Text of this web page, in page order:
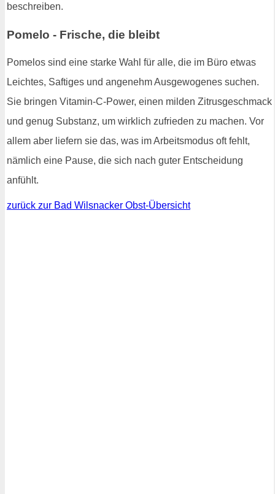
beschreiben.
Pomelo - Frische, die bleibt
Pomelos sind eine starke Wahl für alle, die im Büro etwas
Leichtes, Saftiges und angenehm Ausgewogenes suchen.
Sie bringen Vitamin-C-Power, einen milden Zitrusgeschmack
und genug Substanz, um wirklich zufrieden zu machen. Vor
allem aber liefern sie das, was im Arbeitsmodus oft fehlt,
nämlich eine Pause, die sich nach guter Entscheidung
anfühlt.
zurück zur Bad Wilsnacker Obst-Übersicht